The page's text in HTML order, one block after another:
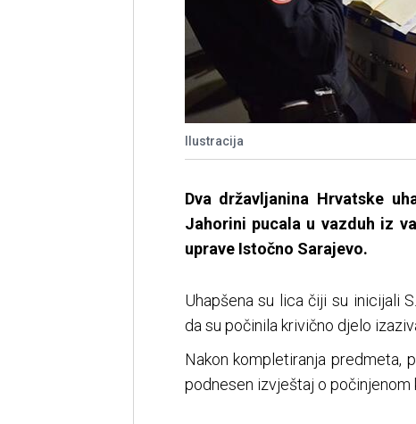
Ilustracija
Dva državljanina Hrvatske
Jahorini pucala u vazduh iz
uprave Istočno Sarajevo.
Uhapšena su lica čiji su inicijali
da su počinila krivično djelo
Nakon kompletiranja predmeta,
podnesen izvještaj o počinjenom